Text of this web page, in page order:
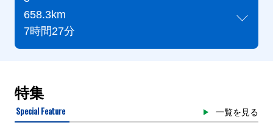
658.3km
7時間27分
特集
Special Feature 一覧を見る